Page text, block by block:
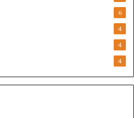
6
4
4
4